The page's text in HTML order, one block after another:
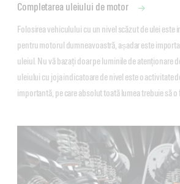
Completarea uleiului de motor
Folosirea vehiculului cu un nivel scăzut de ulei este
pentru motorul dumneavoastră, așadar este
uleiul. Nu vă bazați doar pe luminile de atenționare
uleiului cu joja indicatoare de nivel este o activitate
importantă, pe care absolut toată lumea trebuie să o